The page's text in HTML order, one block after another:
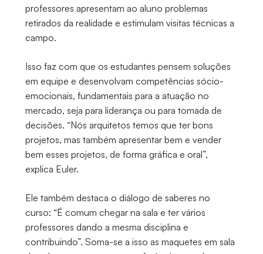
professores apresentam ao aluno problemas
retirados da realidade e estimulam visitas técnicas a
campo.
Isso faz com que os estudantes pensem soluções
em equipe e desenvolvam competências sócio-
emocionais, fundamentais para a atuação no
mercado, seja para liderança ou para tomada de
decisões. “Nós arquitetos temos que ter bons
projetos, mas também apresentar bem e vender
bem esses projetos, de forma gráfica e oral”,
explica Euler.
Ele também destaca o diálogo de saberes no
curso: “É comum chegar na sala e ter vários
professores dando a mesma disciplina e
contribuindo”. Soma-se a isso as maquetes em sala